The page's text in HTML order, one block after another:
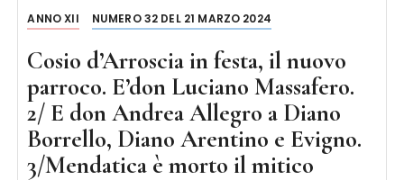
ANNO XII NUMERO 32 DEL 21 MARZO 2024
Cosio d’Arroscia in festa, il nuovo
parroco. E’don Luciano Massafero.
2/ E don Andrea Allegro a Diano
Borrello, Diano Arentino e Evigno.
3/Mendatica è morto il mitico